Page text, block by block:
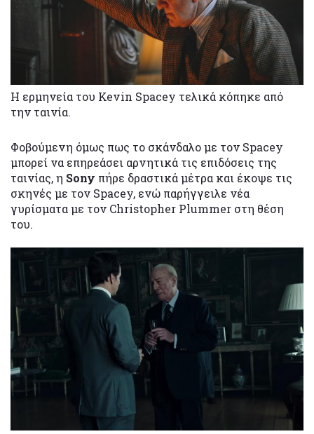
Η ερμηνεία του Kevin Spacey τελικά κόπηκε από
την ταινία.
Φοβούμενη όμως πως το σκάνδαλο με τον Spacey
μπορεί να επηρεάσει αρνητικά τις επιδόσεις της
ταινίας, η Sony πήρε δραστικά μέτρα και έκοψε τις
σκηνές με τον Spacey, ενώ παρήγγειλε νέα
γυρίσματα με τον Christopher Plummer στη θέση
του.